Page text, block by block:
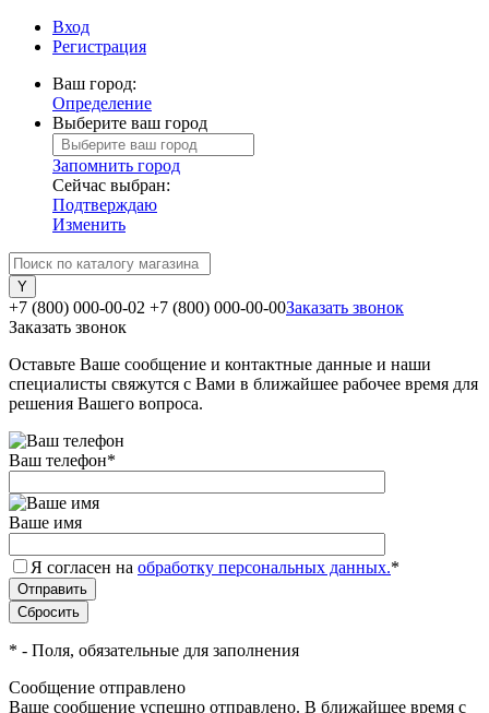
Вход
Регистрация
Ваш город:
Определение
Выберите ваш город
Запомнить город
Сейчас выбран:
Подтверждаю
Изменить
+7 (800) 000-00-02 +7 (800) 000-00-00Заказать звонок
Заказать звонок
Оставьте Ваше сообщение и контактные данные и наши
специалисты свяжутся с Вами в ближайшее рабочее время для
решения Вашего вопроса.
Ваш телефон*
Ваше имя
Я согласен на обработку персональных данных.*
* - Поля, обязательные для заполнения
Сообщение отправлено
Ваше сообщение успешно отправлено. В ближайшее время с